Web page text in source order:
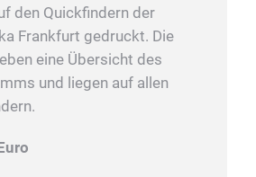
den Quickfindern der
Frankfurt gedruckt. Die
eine Übersicht des
und liegen auf allen